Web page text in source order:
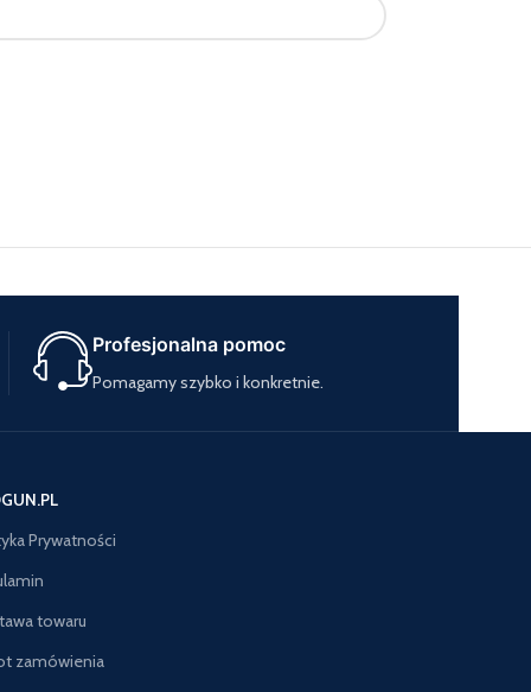
Profesjonalna pomoc
Pomagamy szybko i konkretnie.
Prywatności
towaru
zamówienia